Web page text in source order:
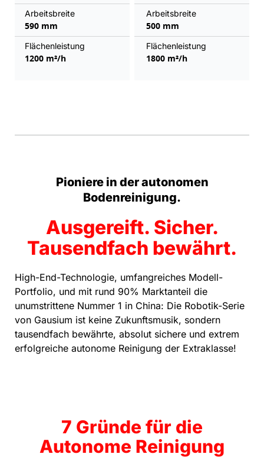
Arbeitsbreite
590 mm
Flächenleistung
1200 m²/h
Arbeitsbreite
500 mm
Flächenleistung
1800 m²/h
Pioniere in der autonomen
Bodenreinigung.
Ausgereift. Sicher.
Tausendfach bewährt.
High-End-Technologie, umfangreiches Modell-
Portfolio, und mit rund 90% Marktanteil die
unumstrittene Nummer 1 in China: Die Robotik-Serie
von Gausium ist keine Zukunftsmusik, sondern
tausendfach bewährte, absolut sichere und extrem
erfolgreiche autonome Reinigung der Extraklasse!
7 Gründe für die
Autonome Reinigung